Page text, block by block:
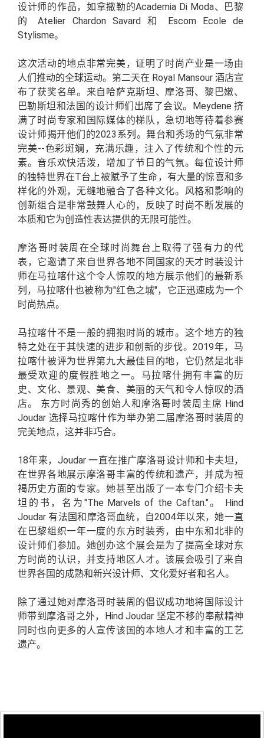
设计师的作品，如拿撒勒的Academia Di Moda、巴黎
的 Atelier Chardon Savard 和 Escom Ecole de
Stylisme。
这次活动的地点非常完美，证明了时尚产业是一场由
人们推动的全球运动。第二天在 Royal Mansour 酒店宣
布了获奖名单。来自哈萨克斯坦、摩洛哥、黎巴嫩、
巴勒斯坦和法国的设计师们出席了会议。Meydene 挤
满了时尚专家和国际媒体的梯队，急切地等待着参赛
设计师揭开他们的2023系列。舞台和秀场的气氛非常
完美--色彩斑斓，充满乐趣，注入了传统和个性的元
素。音乐欢快活泼，增加了节日的气氛。每位设计师
的独特世界在T台上被赋予了生命，有大量的惊喜和多
样化的外观，无缝地融合了各种文化。风格和影响的
创新组合是非常鼓舞人心的，反映了时尚不断发展的
本质和它为创造性表达提供的无限可能性。
摩洛哥时装周在全球时尚舞台上取得了强有力的代
表，它邀请了来自世界各地不同国家的天才时装设计
师在马拉喀什这个令人惊叹的地方展示他们的最新系
列，马拉喀什也被称为"红色之城"，它正迅速成为一个
时尚热点。
马拉喀什不是一般的拥抱时尚的城市。这个地方的独
特之处在于其快速的进步和创新的步伐。2019年，马
拉喀什被评为世界第九大最佳目的地，它仍然是北非
最受欢迎的度假胜地之一。马拉喀什拥有丰富的历
史、文化、景观、美食、美丽的天气和令人惊叹的酒
店。 东方时尚秀的创始人和摩洛哥时装周主席 Hind
Joudar 选择马拉喀什作为举办第二届摩洛哥时装周的
完美地点，这并非巧合。
18年来，Joudar 一直在推广摩洛哥设计师和卡夫坦，
在世界各地展示摩洛哥丰富的传统和遗产，并成为裋
褐历史方面的专家。她甚至出版了一本专门介绍卡夫
坦的书，名为"The Marvels of the Caftan."。 Hind
Joudar 有法国和摩洛哥血统，自2004年以来，她一直
在巴黎组织一年一度的东方时装秀，由中东和北非的
设计师们参加。她创办这个展会是为了提高全球对东
方时尚的认识，并支持地区人才。该展会吸引了来自
世界各国的成熟和新兴设计师、文化爱好者和名人。
除了通过她对摩洛哥时装周的倡议成功地将国际设计
师带到摩洛哥之外，Hind Joudar 坚定不移的奉献精神
同时也向更多的人宣传该国的本地人才和丰富的工艺
遗产。